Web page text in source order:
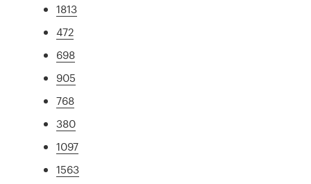
1813
472
698
905
768
380
1097
1563